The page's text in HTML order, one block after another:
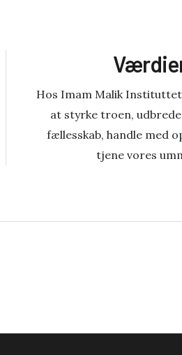
Hos Imam Malik
at styrke troen, udbrede
fællesskab, handle med
tjene vores